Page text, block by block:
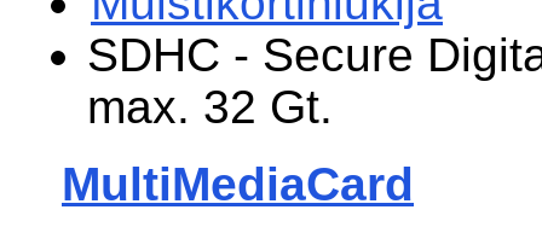
SDHC - Secure
max. 32 Gt.
MultiMediaCard